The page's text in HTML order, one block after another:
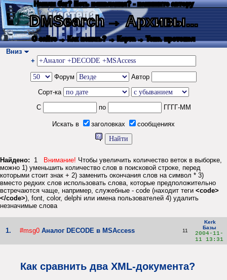
Нашли баг? Есть пожелания? - напишите автору
DMSearch→ Архивы...
О сайте → Как искать? → Карта → Текс. протокол
Вниз
+
Форум
Автор
Сорт-ка
С
по ГГГГ-ММ
Искать в заголовках сообщениях
Найдено: 1 Внимание! Чтобы увеличить количество веток в выборке,
можно 1) уменьшить количество слов в поисковой строке, перед
которыми стоит знак + 2) заменить окончания слов на символ * 3)
вместо редких слов использовать слова, которые предположительно
встречаются чаще, например, служебные - code (находит теги <code>
</code>), font, color, delphi или имена пользователей 4) удалить
незначимые слова
1. #msg0 Аналог DECODE в MSAccess 11
Kerk
Базы
2004-11-
11 13:31
Как сравнить два XML-документа?